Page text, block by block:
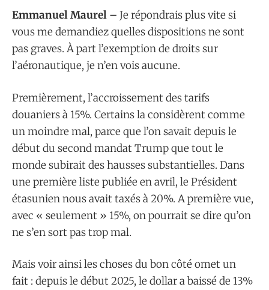
Emmanuel Maurel – Je répondrais plus vite si
vous me demandiez quelles dispositions ne sont
pas graves. À part l’exemption de droits sur
l’aéronautique, je n’en vois aucune.
Premièrement, l’accroissement des tarifs
douaniers à 15%. Certains la considèrent comme
un moindre mal, parce que l’on savait depuis le
début du second mandat Trump que tout le
monde subirait des hausses substantielles. Dans
une première liste publiée en avril, le Président
étasunien nous avait taxés à 20%. A première vue,
avec « seulement » 15%, on pourrait se dire qu’on
ne s’en sort pas trop mal.
Mais voir ainsi les choses du bon côté omet un
fait : depuis le début 2025, le dollar a baissé de 13%